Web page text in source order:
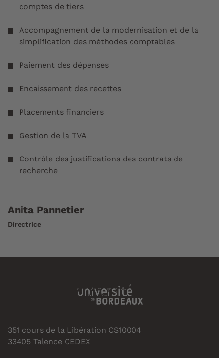
comptes de tiers
Accompagnement de la modernisation et de la
simplification des méthodes comptables
Paiement des dépenses
Encaissement des recettes
Placements financiers
Gestion de la TVA
Contrôle des justifications des contrats de
recherche
Anita Pannetier
Directrice
351 cours de la Libération CS10004
33405 Talence CEDEX